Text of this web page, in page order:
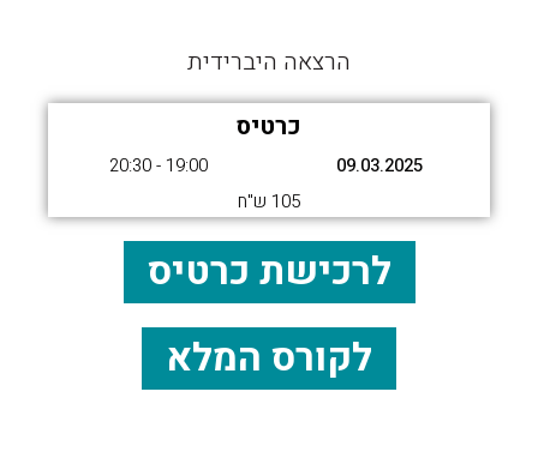
הרצאה היברידית
כרטיס
09.03.2025
19:00 - 20:30
105 ש"ח
לרכישת כרטיס
לקורס המלא